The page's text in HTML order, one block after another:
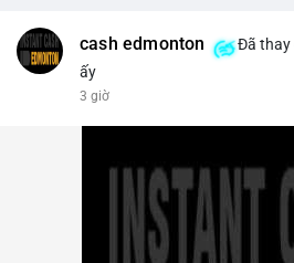
tháng. NEAR giảm 4,1% xuống
mạnh.
tượng. Trump Media hủy thỏa thuận
nhiều tỷ USD, khiến CRO giảm mạnh.
- Tổ chức & Công nghệ: Bybit khởi
cash edmonton
Đã thay
ấy
3 giờ